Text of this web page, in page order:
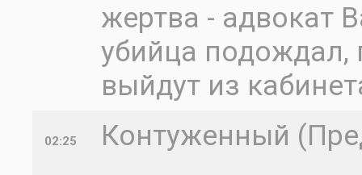
жертва - адвокат
убийца подождал,
выйдут из
02:25
Контуженный